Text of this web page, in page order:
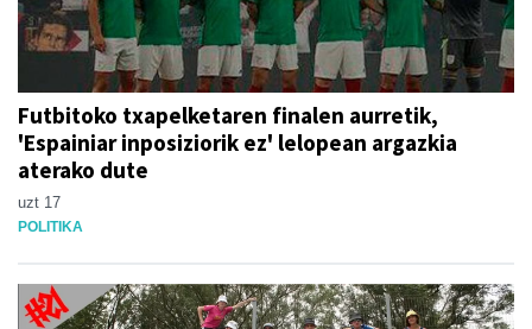
Futbitoko txapelketaren finalen aurretik,
'Espainiar inposiziorik ez' lelopean argazkia
aterako dute
uzt 17
POLITIKA